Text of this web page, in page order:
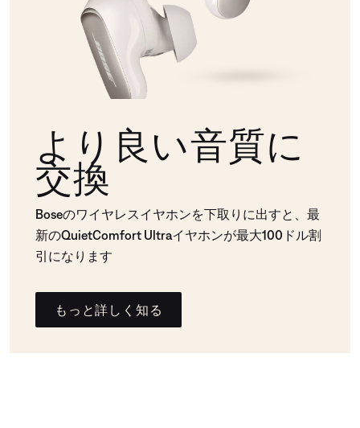
より良い音質に
交換
Boseのワイヤレスイヤホンを下取りに出すと、最
新のQuietComfort Ultraイヤホンが最大100ドル割
引になります
もっと詳しく知る